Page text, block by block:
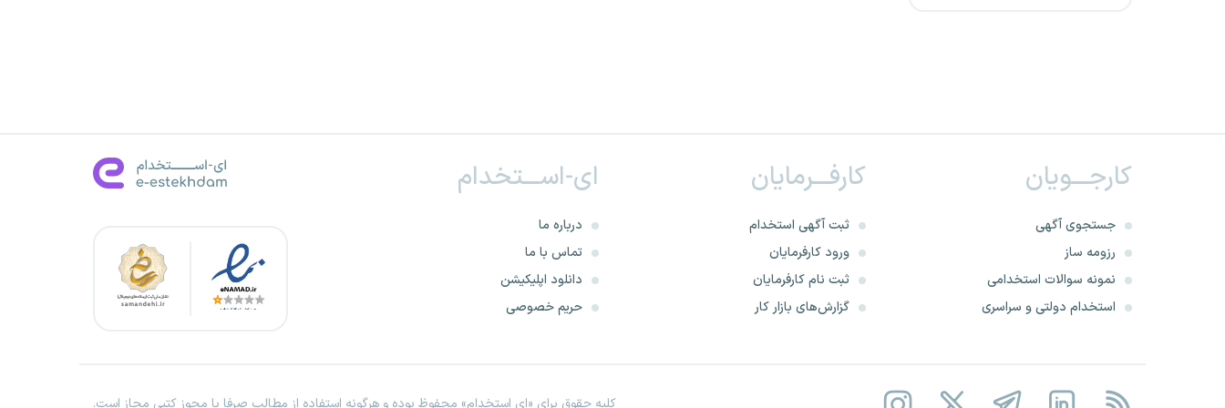
شهرداری خوزستان
شرکت کشت و صنعت امام
شرکت پتروشیمی دالاهو
کارجـــویان
جستجوی آگهی
رزومه ساز
نمونه سوالات استخدامی
استخدام دولتی و سراسری
کارفـــرمایان
ثبت آگهی استخدام
ورود کارفرمایان
ثبت نام کارفرمایان
گزارش‌های بازار کار
ای-اســـتخدام
درباره ما
تماس با ما
دانلود اپلیکیشن
حریم خصوصی
کلیه حقوق برای «ای استخدام» محفوظ بوده و هرگونه استفاده از مطالب صرفا با مجوز کتبی مجاز است.